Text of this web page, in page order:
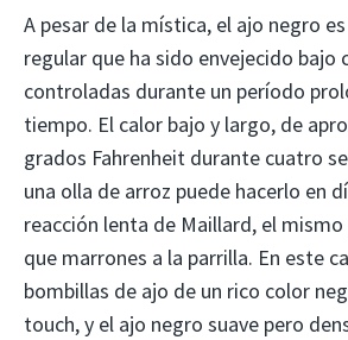
A pesar de la mística, el ajo negro
regular que ha sido envejecido bajo
controladas durante un período
tiempo. El calor bajo y largo, de
grados Fahrenheit durante cuatro
una olla de arroz puede hacerlo en
reacción lenta de Maillard, el
que marrones a la parrilla. En este
bombillas de ajo de un rico color
touch, y el ajo negro suave pero